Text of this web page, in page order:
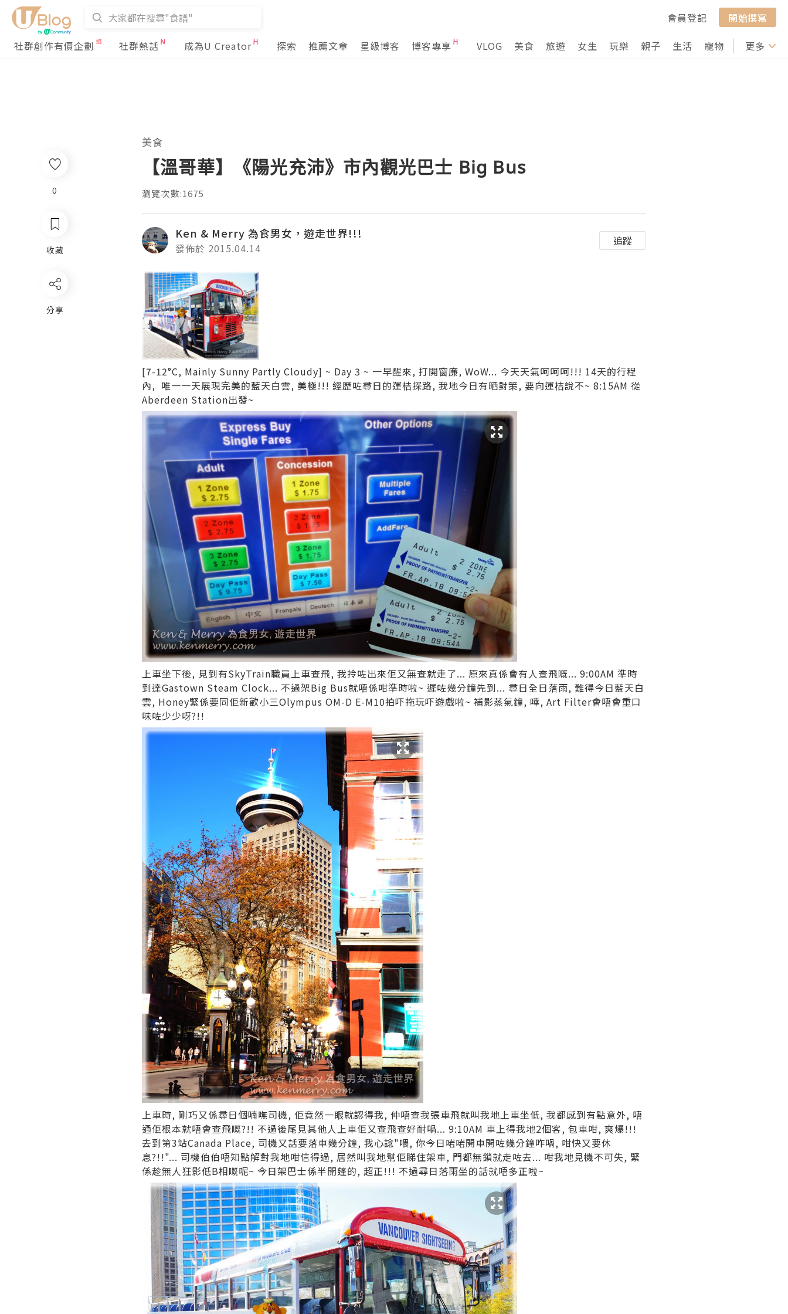
會員登記
開始撰寫
社群創作有價企劃
社群熱話 成為U Creator 探索 推薦文章 星級博客 博客專享 VLOG 美食 旅遊 女生 玩樂 親子 生活 寵物 行山 打卡
更多
0
收藏
分享
美食
【溫哥華】《陽光充沛》市內觀光巴士 Big Bus
瀏覽次數:1675
Ken & Merry 為食男女，遊走世界!!!
發佈於 2015.04.14
追蹤
[7-12°C, Mainly Sunny Partly Cloudy] ~ Day 3 ~ 一早醒來, 打開窗廉, WoW... 今天天氣呵呵呵!!! 14天的行程
內, 唯一一天展現完美的藍天白雲, 美極!!! 經歷咗尋日的運桔探路, 我地今日有晒對策, 要向運桔說不~ 8:15AM 從
Aberdeen Station出發~
上車坐下後, 見到有SkyTrain職員上車查飛, 我拎咗出來佢又無查就走了... 原來真係會有人查飛嘅... 9:00AM 準時
到達Gastown Steam Clock... 不過架Big Bus就唔係咁準時啦~ 遲咗幾分鐘先到... 尋日全日落雨, 難得今日藍天白
雲, Honey緊係要同佢新歡小三Olympus OM-D E-M10拍吓拖玩吓遊戲啦~ 補影蒸氣鐘, 嘩, Art Filter會唔會重口
味咗少少呀?!!
上車時, 剛巧又係尋日個喃嘸司機, 佢竟然一眼就認得我, 仲唔查我張車飛就叫我地上車坐低, 我都感到有點意外, 唔
通佢根本就唔會查飛嘅?!! 不過後尾見其他人上車佢又查飛查好耐喎... 9:10AM 車上得我地2個客, 包車咁, 爽爆!!!
去到第3站Canada Place, 司機又話要落車幾分鐘, 我心諗"喂, 你今日啱啱開車開咗幾分鐘咋喎, 咁快又要休
息?!!"... 司機伯伯唔知點解對我地咁信得過, 居然叫我地幫佢睇住架車, 門都無鎖就走咗去... 咁我地見機不可失, 緊
係趁無人狂影低B相嘅呢~ 今日架巴士係半開蓬的, 超正!!! 不過尋日落雨坐的話就唔多正啦~